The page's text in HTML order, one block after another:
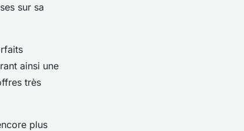
sur sa
ainsi une
très
plus